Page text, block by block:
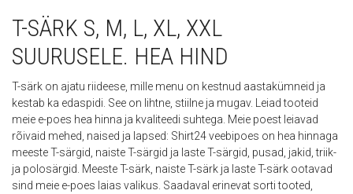
T-SÄRK S, M, L, XL, XXL
SUURUSELE. HEA HIND
T-särk on ajatu riideese, mille menu on kestnud aastakümneid ja
kestab ka edaspidi. See on lihtne, stiilne ja mugav. Leiad tooteid
meie e-poes hea hinna ja kvaliteedi suhtega. Meie poest leiavad
rõivaid mehed, naised ja lapsed: Shirt24 veebipoes on hea hinnaga
meeste T-särgid, naiste T-särgid ja laste T-särgid, pusad, jakid, triik-
ja polosärgid. Meeste T-särk, naiste T-särk ja laste T-särk ootavad
sind meie e-poes laias valikus. Saadaval erinevat sorti tooted,